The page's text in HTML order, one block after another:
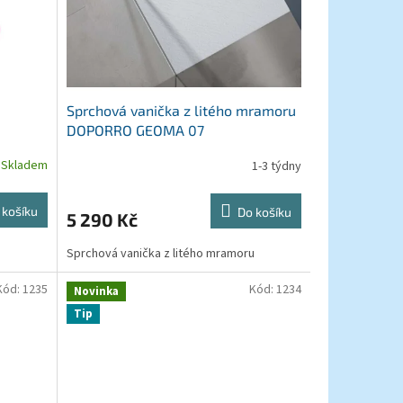
Skladem
košíku
Sprchová vanička z litého mramoru
DOPORRO GEOMA 07
1-3 týdny
5 290 Kč Do košíku
Sprchová vanička z litého mramoru
1235
Novinka
Tip
Kód: 1234